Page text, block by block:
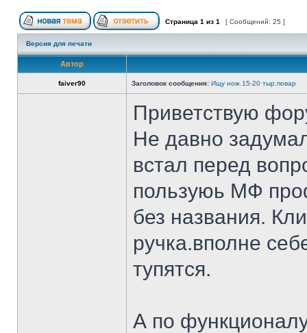
Страница 1 из 1 [ Сообщений: 25 ]
Версия для печати
Автор
faiver90 Заголовок сообщения: Ищу нож.15-20 тыр.повар
Приветствую
Не давно
встал перед
пользуюь МФ
без названия.
ручка.вполне
тупятся.
А по